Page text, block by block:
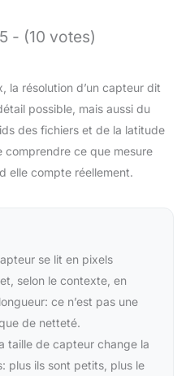
- (10 votes)
la résolution d’un capteur dit
possible, mais aussi du
des fichiers et de la latitude
comprendre ce que mesure
elle compte réellement.
se lit en pixels
selon le contexte, en
ce n’est pas une
de netteté.
taille de capteur change la
plus ils sont petits, plus le